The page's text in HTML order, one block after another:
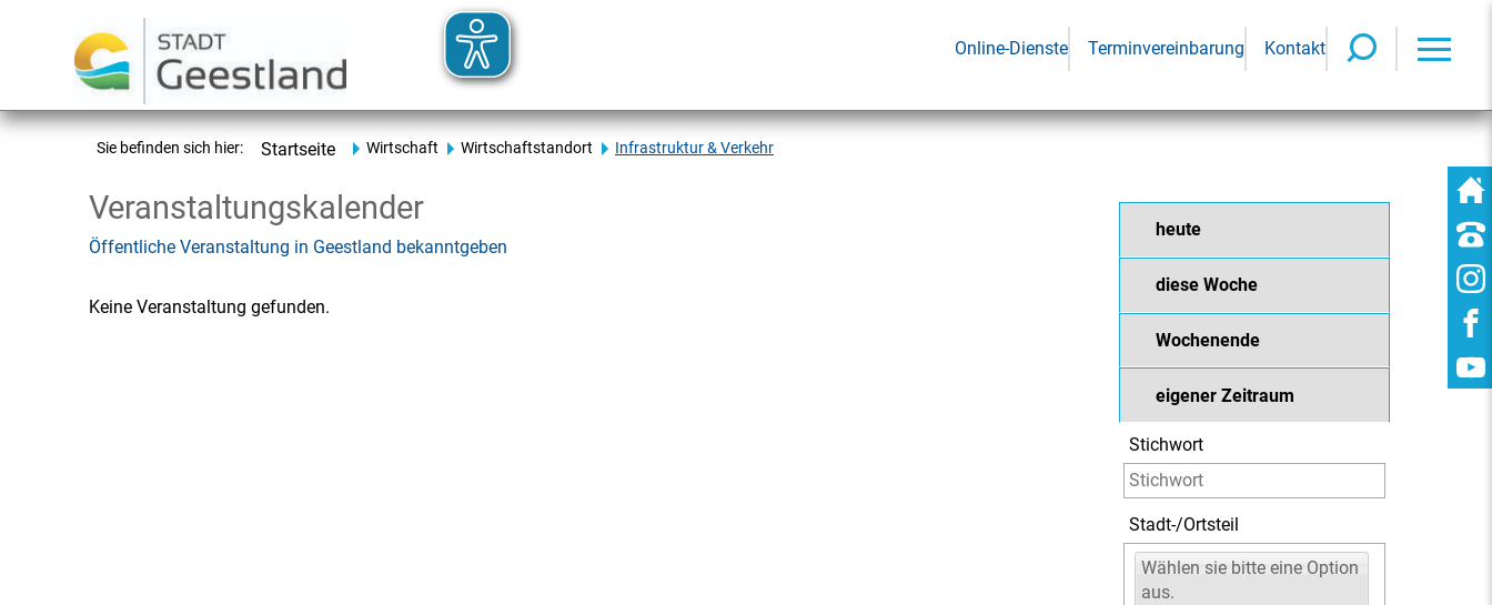
Online-Dienste Terminvereinbarung Kontakt
Sie befinden sich hier: Startseite Wirtschaft Wirtschaftstandort Infrastruktur & Verkehr
Veranstaltungskalender
Öffentliche Veranstaltung in Geestland bekanntgeben
Keine Veranstaltung gefunden.
heute
diese Woche
Wochenende
eigener Zeitraum
Stichwort
Stadt-/Ortsteil
Wählen sie bitte eine Option
aus.